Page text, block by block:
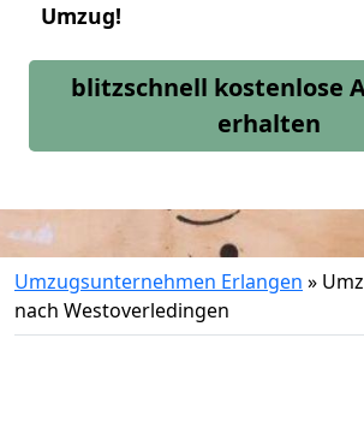
Umzug!
blitzschnell kostenlose
erhalten
Umzugsunternehmen Erlangen »
nach Westoverledingen